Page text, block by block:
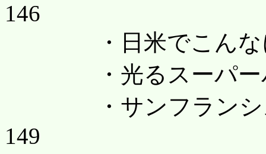
146
・日米でこんなに
・光るスーパーバ
・サンフランシス
149